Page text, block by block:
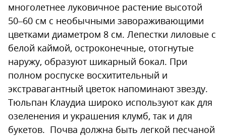
многолетнее луковичное растение высотой
50–60 см с необычными завораживающими
цветками диаметром 8 см. Лепестки лиловые с
белой каймой, остроконечные, отогнутые
наружу, образуют шикарный бокал. При
полном роспуске восхитительный и
экстравагантный цветок напоминают звезду.
Тюльпан Клаудиа широко используют как для
озеленения и украшения клумб, так и для
букетов. Почва должна быть легкой песчаной